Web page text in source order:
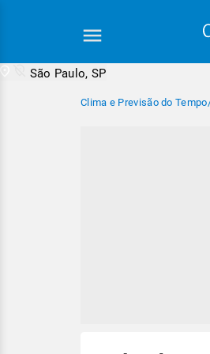
São Paulo, SP
Clima e Previsão do Tempo